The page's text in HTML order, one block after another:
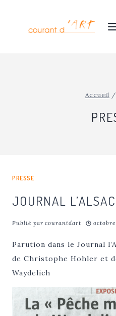
contenu
Accueil /
PRESSE
JOURNAL
Publié par courantdart
Parution dans le Journal
de Christophe Hohler et
Waydelich